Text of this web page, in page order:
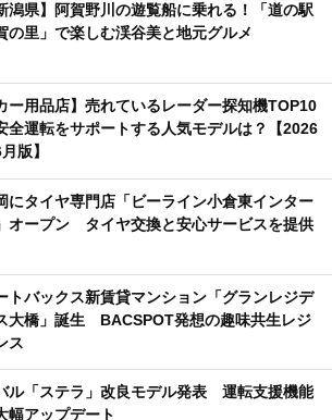
潟県】阿賀野川の遊覧船に乗れる！「道の駅
の里」で楽しむ渓谷美と地元グルメ
ー用品店】売れているレーダー探知機TOP10
全運転をサポートする人気モデルは？【2026
版】
にタイヤ専門店「ビーライン小倉東インター
オープン タイヤ交換と安心サービスを提供
トバックス新賃貸マンション「グランレジデ
大橋」誕生 BACSPOT発想の趣味共生レジ
ス
ル「ステラ」改良モデル発表 運転支援機能
幅アップデート